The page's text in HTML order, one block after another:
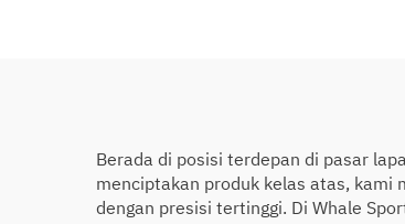
Berada di posisi terdepan di pasar
menciptakan produk kelas atas, kami
dengan presisi tertinggi. Di Whale